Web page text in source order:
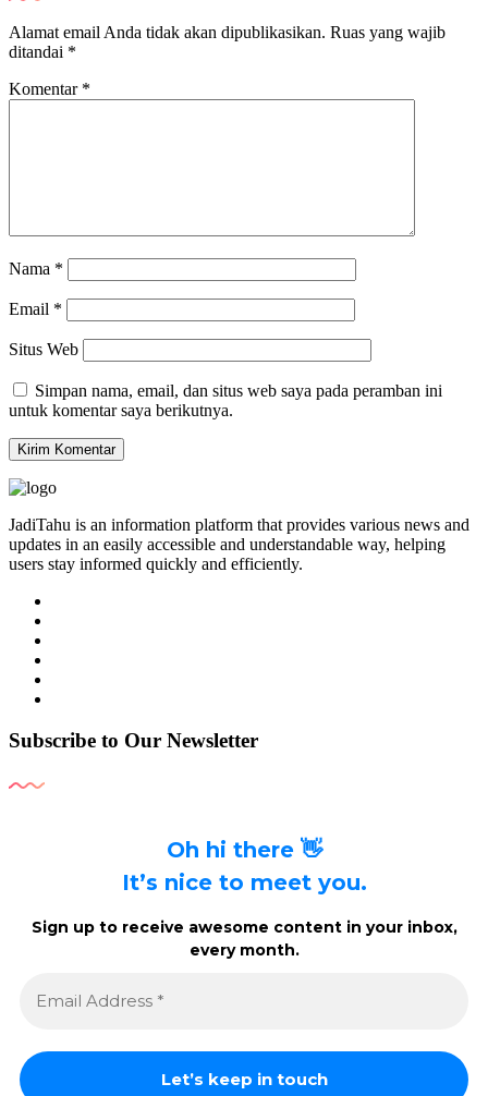
Alamat email Anda tidak akan dipublikasikan. Ruas yang wajib
ditandai *
Komentar *
Nama *
Email *
Situs Web
Simpan nama, email, dan situs web saya pada peramban ini
untuk komentar saya berikutnya.
JadiTahu is an information platform that provides various news and
updates in an easily accessible and understandable way, helping
users stay informed quickly and efficiently.
Subscribe to Our Newsletter
Oh hi there 👋
It’s nice to meet you.
Sign up to receive awesome content in your inbox,
every month.